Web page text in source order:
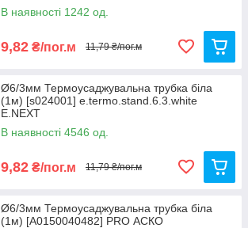
В наявності 1242 од.
9,82 ₴/пог.м 11,79 ₴/пог.м
Ø6/3мм Термоусаджувальна трубка біла
(1м) [s024001] e.termo.stand.6.3.white
E.NEXT
В наявності 4546 од.
9,82 ₴/пог.м 11,79 ₴/пог.м
Ø6/3мм Термоусаджувальна трубка біла
(1м) [A0150040482] PRO АСКО